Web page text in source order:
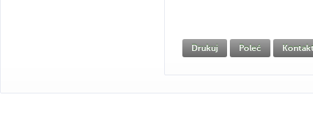
Drukuj Poleć